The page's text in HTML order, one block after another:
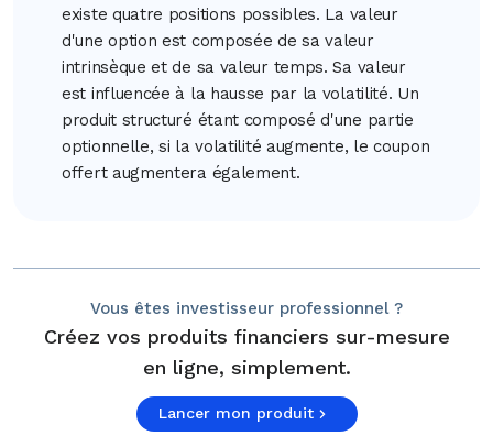
existe quatre positions possibles. La valeur
d'une option est composée de sa valeur
intrinsèque et de sa valeur temps. Sa valeur
est influencée à la hausse par la volatilité. Un
produit structuré étant composé d'une partie
optionnelle, si la volatilité augmente, le coupon
offert augmentera également.
Vous êtes investisseur professionnel ?
Créez vos produits financiers sur-mesure
en ligne, simplement.
Lancer mon produit